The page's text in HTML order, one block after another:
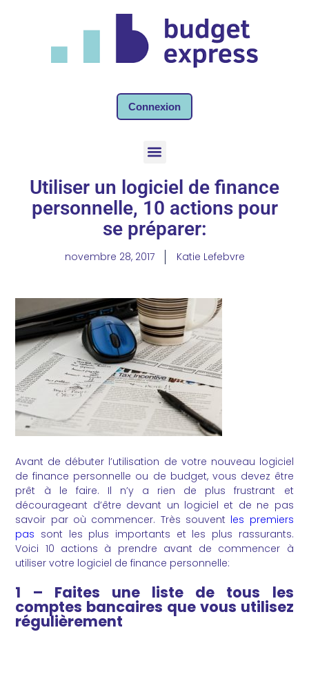
Connexion
Utiliser un logiciel de finance
personnelle, 10 actions pour
se préparer:
novembre 28, 2017 Katie Lefebvre
Avant de débuter l’utilisation de votre nouveau logiciel
de finance personnelle ou de budget, vous devez être
prêt à le faire. Il n’y a rien de plus frustrant et
décourageant d’être devant un logiciel et de ne pas
savoir par où commencer. Très souvent les premiers
pas sont les plus importants et les plus rassurants.
Voici 10 actions à prendre avant de commencer à
utiliser votre logiciel de finance personnelle:
1 – Faites une liste de tous les
comptes bancaires que vous utilisez
régulièrement